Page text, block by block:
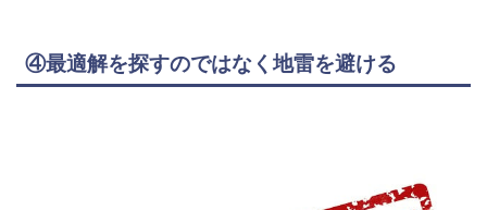
④最適解を探すのではなく地雷を避ける